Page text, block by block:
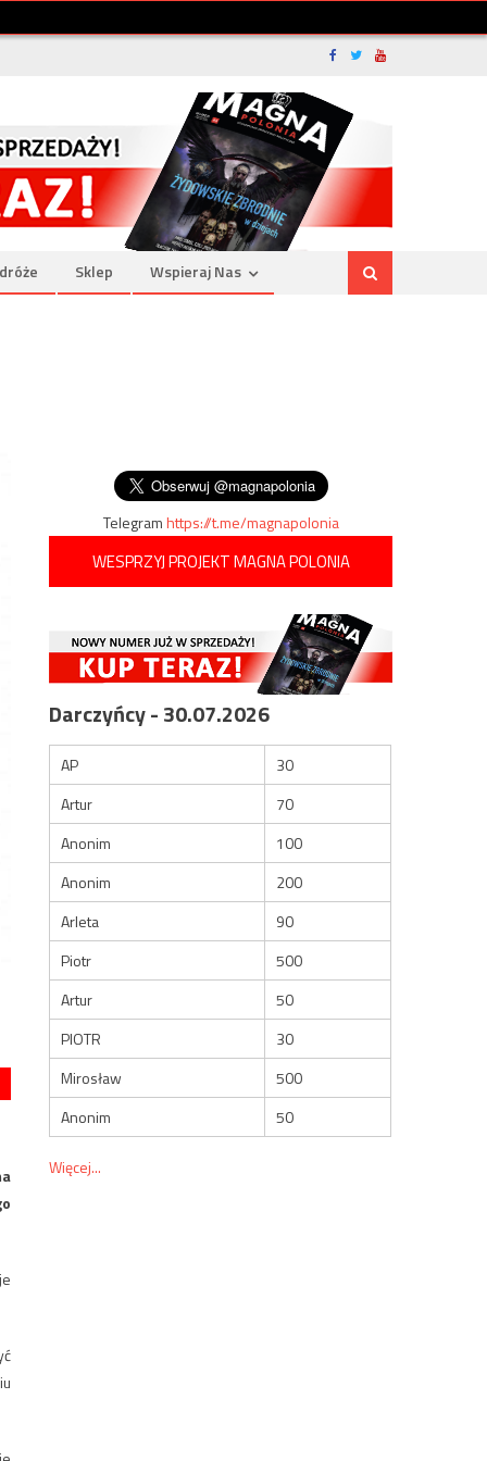
Sklep Wspieraj Nas
Telegramhttps://t.me/magnapolonia
WESPRZYJ PROJEKT MAGNA POLONIA
Darczyńcy - 30.07.2026
AP
30
Artur
70
Anonim
100
Anonim
200
Arleta
90
Piotr
500
Artur
50
PIOTR
30
Mirosław
500
Anonim
50
Więcej...